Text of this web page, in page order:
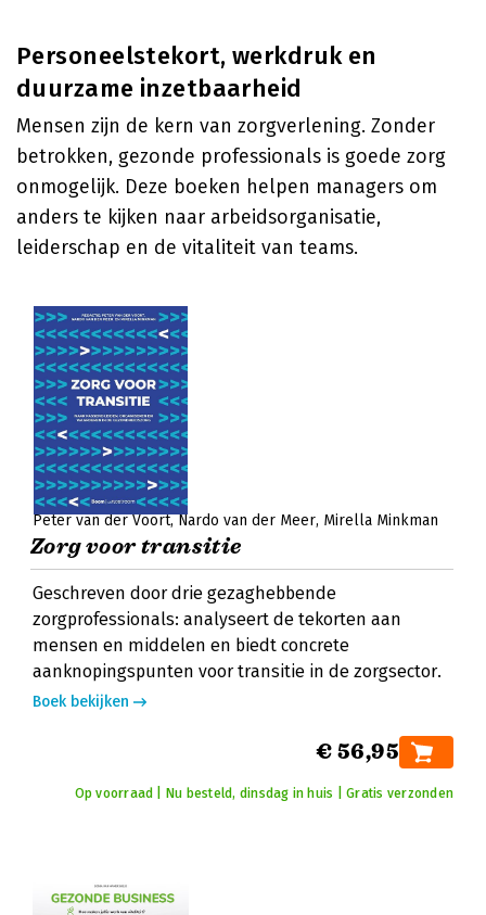
Personeelstekort, werkdruk en
duurzame inzetbaarheid
Mensen zijn de kern van zorgverlening. Zonder
betrokken, gezonde professionals is goede zorg
onmogelijk. Deze boeken helpen managers om
anders te kijken naar arbeidsorganisatie,
leiderschap en de vitaliteit van teams.
Peter van der Voort Nardo van der Meer Mirella Minkman
Zorg voor transitie
Geschreven door drie gezaghebbende
zorgprofessionals: analyseert de tekorten aan
mensen en middelen en biedt concrete
aanknopingspunten voor transitie in de zorgsector.
Boek bekijken
€ 56,95
Op voorraad | Nu besteld, dinsdag in huis | Gratis verzonden